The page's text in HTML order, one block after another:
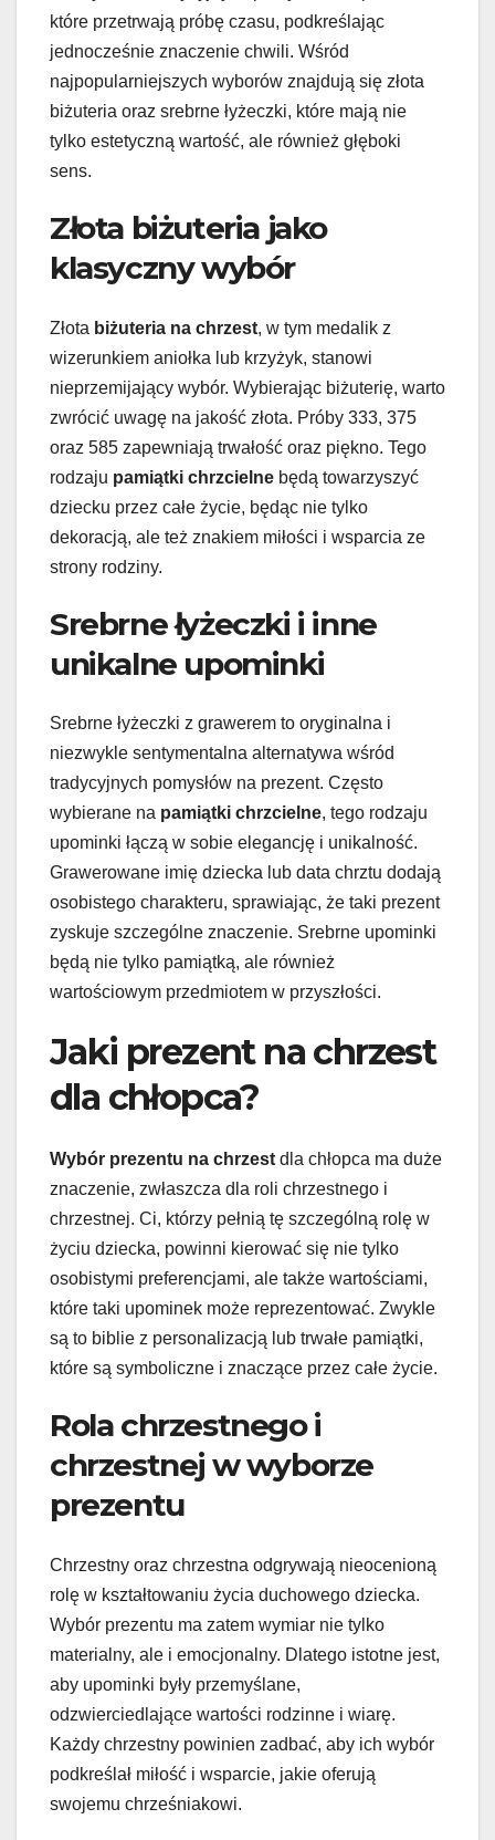
które przetrwają próbę czasu, podkreślając
jednocześnie znaczenie chwili. Wśród
najpopularniejszych wyborów znajdują się złota
biżuteria oraz srebrne łyżeczki, które mają nie
tylko estetyczną wartość, ale również głęboki
sens.
Złota biżuteria jako
klasyczny wybór
Złota biżuteria na chrzest, w tym medalik z
wizerunkiem aniołka lub krzyżyk, stanowi
nieprzemijający wybór. Wybierając biżuterię, warto
zwrócić uwagę na jakość złota. Próby 333, 375
oraz 585 zapewniają trwałość oraz piękno. Tego
rodzaju pamiątki chrzcielne będą towarzyszyć
dziecku przez całe życie, będąc nie tylko
dekoracją, ale też znakiem miłości i wsparcia ze
strony rodziny.
Srebrne łyżeczki i inne
unikalne upominki
Srebrne łyżeczki z grawerem to oryginalna i
niezwykle sentymentalna alternatywa wśród
tradycyjnych pomysłów na prezent. Często
wybierane na pamiątki chrzcielne, tego rodzaju
upominki łączą w sobie elegancję i unikalność.
Grawerowane imię dziecka lub data chrztu dodają
osobistego charakteru, sprawiając, że taki prezent
zyskuje szczególne znaczenie. Srebrne upominki
będą nie tylko pamiątką, ale również
wartościowym przedmiotem w przyszłości.
Jaki prezent na chrzest
dla chłopca?
Wybór prezentu na chrzestdla chłopca ma duże
znaczenie, zwłaszcza dla roli chrzestnego i
chrzestnej. Ci, którzy pełnią tę szczególną rolę w
życiu dziecka, powinni kierować się nie tylko
osobistymi preferencjami, ale także wartościami,
które taki upominek może reprezentować. Zwykle
są to biblie z personalizacją lub trwałe pamiątki,
które są symboliczne i znaczące przez całe życie.
Rola chrzestnego i
chrzestnej w wyborze
prezentu
Chrzestny oraz chrzestna odgrywają nieocenioną
rolę w kształtowaniu życia duchowego dziecka.
Wybór prezentu ma zatem wymiar nie tylko
materialny, ale i emocjonalny. Dlatego istotne jest,
aby upominki były przemyślane,
odzwierciedlające wartości rodzinne i wiarę.
Każdy chrzestny powinien zadbać, aby ich wybór
podkreślał miłość i wsparcie, jakie oferują
swojemu chrześniakowi.